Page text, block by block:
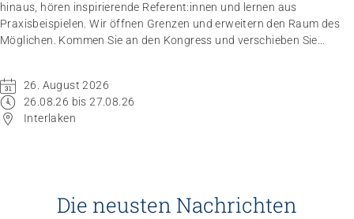
hinaus, hören inspirierende Referent:innen und lernen aus
Praxisbeispielen. Wir öffnen Grenzen und erweitern den Raum des
Möglichen. Kommen Sie an den Kongress und verschieben Sie
26. August 2026
26.08.26 bis 27.08.26
Interlaken
Die neusten Nachrichten